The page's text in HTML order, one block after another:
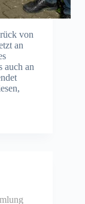
von
an
auch an